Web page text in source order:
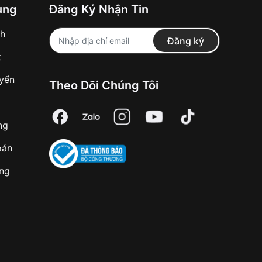
Đăng Ký Nhận Tin
Đăng ký
Theo Dõi Chúng Tôi